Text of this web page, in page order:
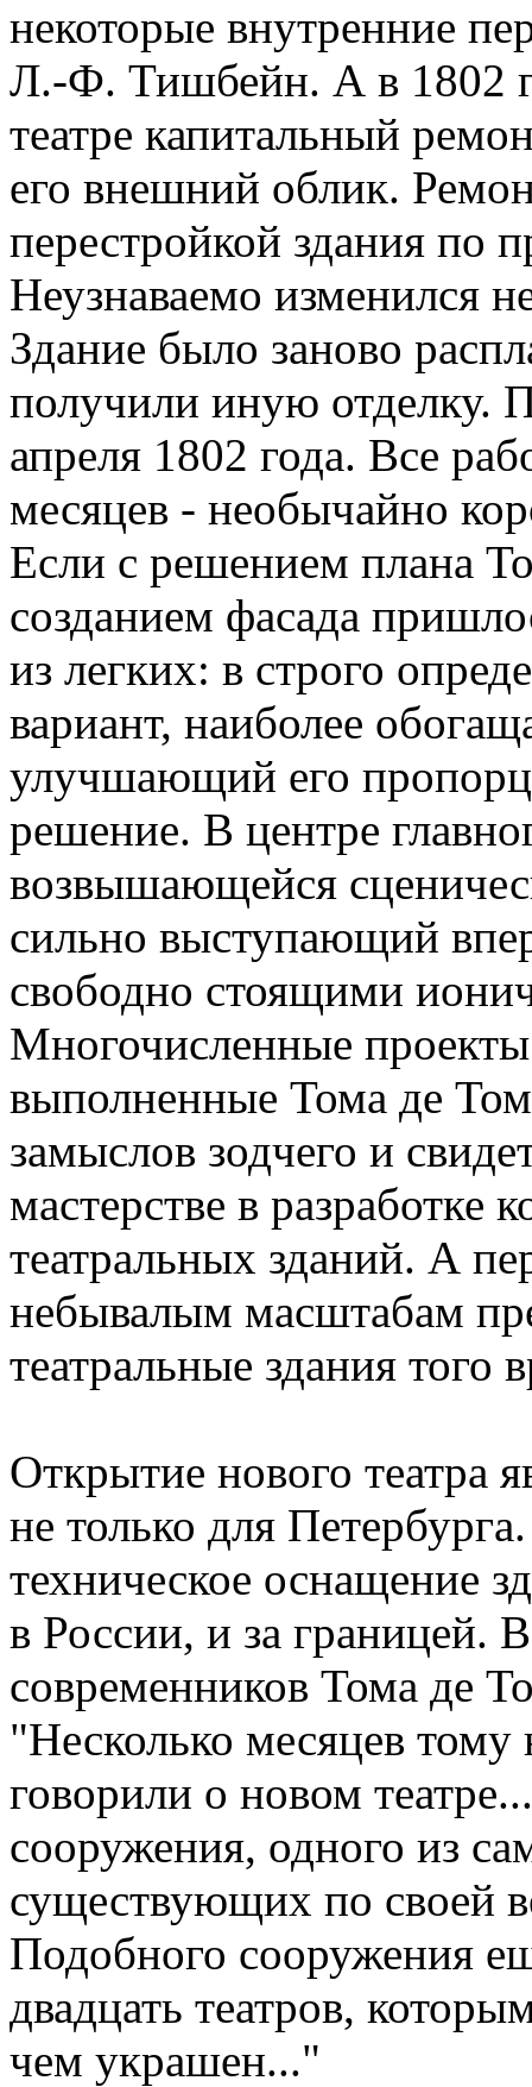
некоторые внутренние
Л.-Ф. Тишбейн. А в 1802
театре капитальный
его внешний облик.
перестройкой здания по
Неузнаваемо изменился
Здание было заново
получили иную отделку.
апреля 1802 года. Все
месяцев - необычайно
Если с решением плана
созданием фасада
из легких: в строго
вариант, наиболее
улучшающий его
решение. В центре
возвышающейся
сильно выступающий
свободно стоящими
Многочисленные проекты
выполненные Тома де
замыслов зодчего и
мастерстве в
театральных зданий. А
небывалым масштабам
театральные здания того
Открытие нового театра
не только для
техническое оснащение
в России, и за границей.
современников Тома де
"Несколько месяцев тому
говорили о новом
сооружения, одного из
существующих по своей
Подобного сооружения
двадцать театров,
чем украшен..."